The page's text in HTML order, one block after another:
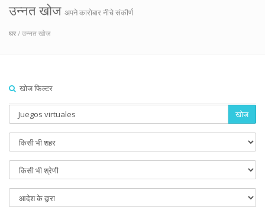
उन्नत खोज अपने कारोबार नीचे संकीर्ण
घर/ उन्नत खोज
खोज फिल्टर
खोज